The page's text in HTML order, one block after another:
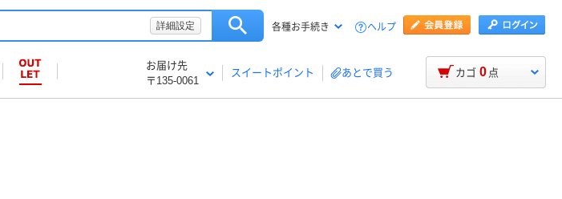
詳細設定 各種お手続き ヘルプ
お届け先
〒135-0061
スイートポイント あとで買う カゴ 0 点